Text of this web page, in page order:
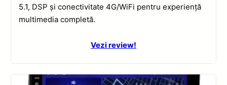
5.1, DSP și conectivitate 4G/WiFi pentru experiență
multimedia completă.
Vezi review!